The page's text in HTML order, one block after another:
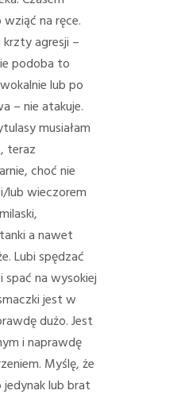
na ręce.
agresji –
podoba to
lub po
– nie atakuje.
musiałam
teraz
choć nie
lub wieczorem
a nawet
Lubi spędzać
spać na wysokiej
jest w
dużo. Jest
i naprawdę
Myślę, że
lub brat